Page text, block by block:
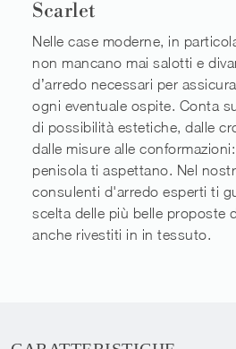
Scarlet
Nelle case moderne, in
non mancano mai salotti e
d’arredo necessari per
ogni eventuale ospite. Conta
di possibilità estetiche, dalle
dalle misure alle
penisola ti aspettano. Nel
consulenti d'arredo esperti ti
scelta delle più belle proposte
anche rivestiti in in tessuto.